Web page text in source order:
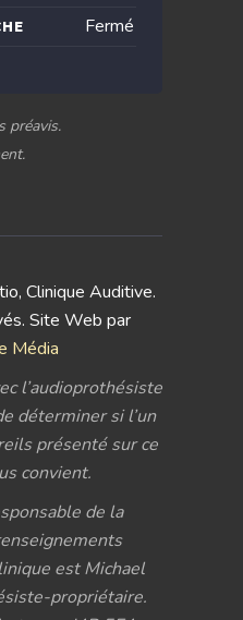
Fermé
préavis.
Clinique Auditive.
Site Web par
Média
l’audioprothésiste
déterminer si l’un
présenté sur ce
convient.
de la
est Michael
propriétaire.